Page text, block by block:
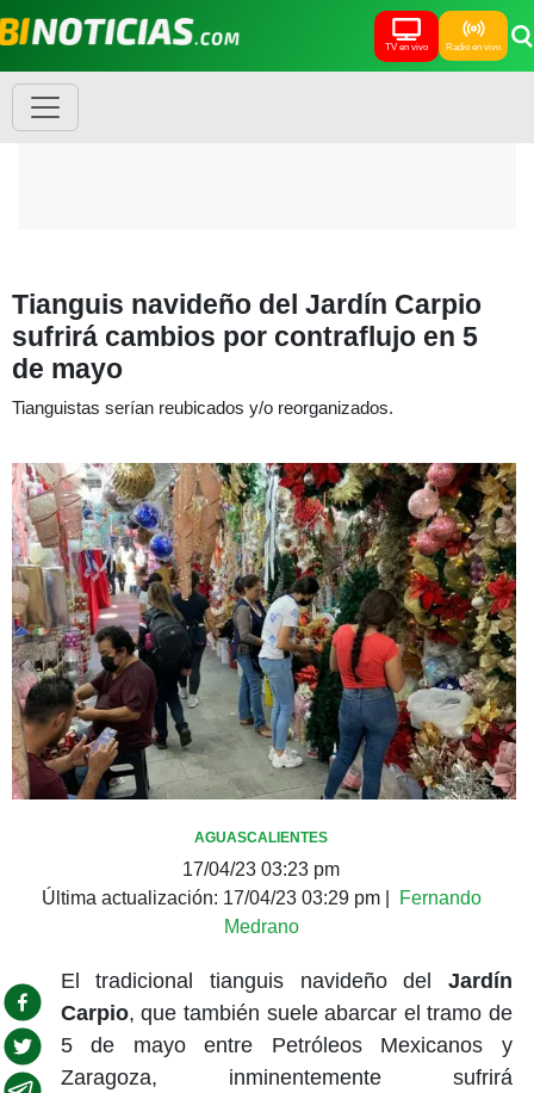
TV en vivo Radio en vivo
Tianguis navideño del Jardín Carpio
sufrirá cambios por contraflujo en 5
de mayo
Tianguistas serían reubicados y/o reorganizados.
AGUASCALIENTES
17/04/23 03:23 pm
Última actualización: 17/04/23 03:29 pm|
Fernando
Medrano
El tradicional tianguis navideño del Jardín
Carpio, que también suele abarcar el tramo de
5 de mayo entre Petróleos Mexicanos y
Zaragoza, inminentemente sufrirá